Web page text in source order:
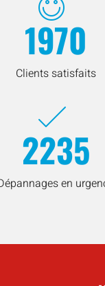
1970
Clients satisfaits
2235
en